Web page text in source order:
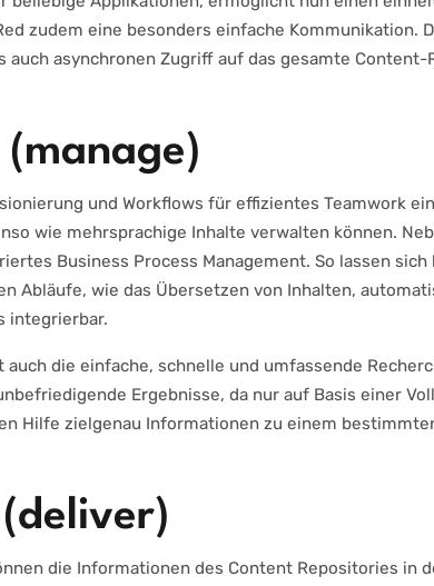
zudem eine besonders einfache Kommunikation.
asynchronen Zugriff auf das gesamte Content-
und Workflows für effizientes Teamwork
wie mehrsprachige Inhalte verwalten können.
Business Process Management. So lassen
Abläufe, wie das Übersetzen von Inhalten,
integrierbar.
die einfache, schnelle und umfassende
Ergebnisse, da nur auf Basis einer
Hilfe zielgenau Informationen zu einem
die Informationen des Content Repositories in